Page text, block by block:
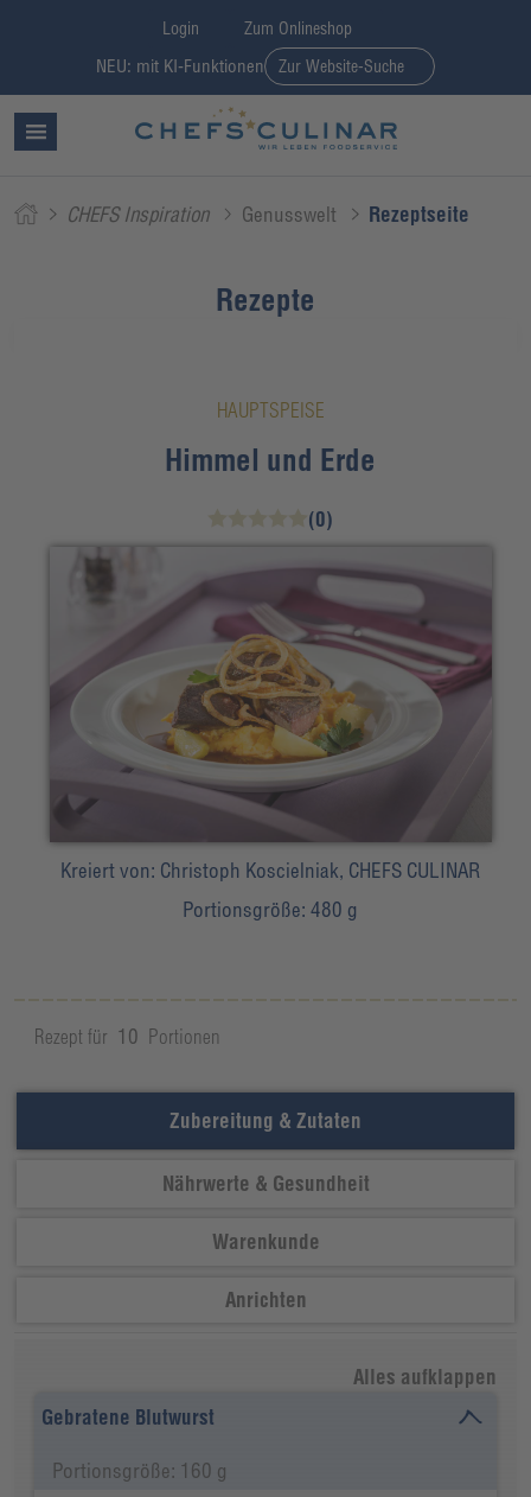
Login Zum Onlineshop
NEU: mit KI-Funktionen Zur Website-Suche
CHEFS Inspiration Genusswelt Rezeptseite
Rezepte
HAUPTSPEISE
Himmel und Erde
(0)
Kreiert von: Christoph Koscielniak, CHEFS CULINAR
Portionsgröße:480 g
Rezept für 10 Portionen
Zubereitung & Zutaten
Nährwerte & Gesundheit
Warenkunde
Anrichten
Alles aufklappen
Gebratene Blutwurst
Portionsgröße: 160 g